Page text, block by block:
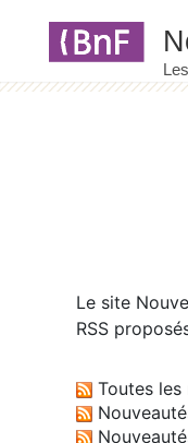
Le site
RSS
Toutes les